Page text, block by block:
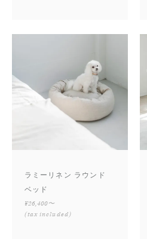
ラミーリネン ラウンド
ベッド
¥26,400〜
(tax included)